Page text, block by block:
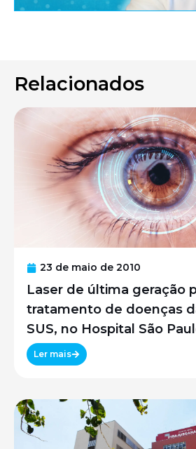
Relacionados
23 de maio de 2010
Laser de última geração
tratamento de doenças
SUS, no Hospital São
UNIFESP
Ler mais